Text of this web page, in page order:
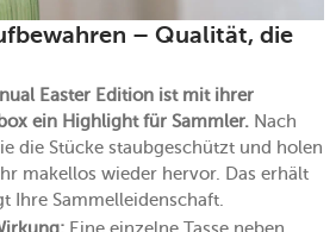
– Qualität, die
Easter Edition ist mit ihrer
ein Highlight für Sammler. Nach
die Stücke staubgeschützt und holen
makellos wieder hervor. Das erhält
Ihre Sammelleidenschaft.